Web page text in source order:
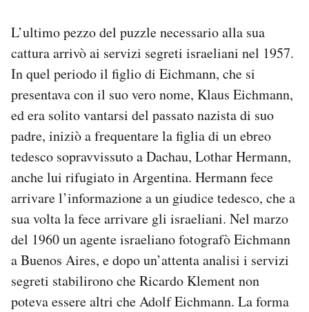
L’ultimo pezzo del puzzle necessario alla sua
cattura arrivò ai servizi segreti israeliani nel 1957.
In quel periodo il figlio di Eichmann, che si
presentava con il suo vero nome, Klaus Eichmann,
ed era solito vantarsi del passato nazista di suo
padre, iniziò a frequentare la figlia di un ebreo
tedesco sopravvissuto a Dachau, Lothar Hermann,
anche lui rifugiato in Argentina. Hermann fece
arrivare l’informazione a un giudice tedesco, che a
sua volta la fece arrivare gli israeliani. Nel marzo
del 1960 un agente israeliano fotografò Eichmann
a Buenos Aires, e dopo un’attenta analisi i servizi
segreti stabilirono che Ricardo Klement non
poteva essere altri che Adolf Eichmann. La forma